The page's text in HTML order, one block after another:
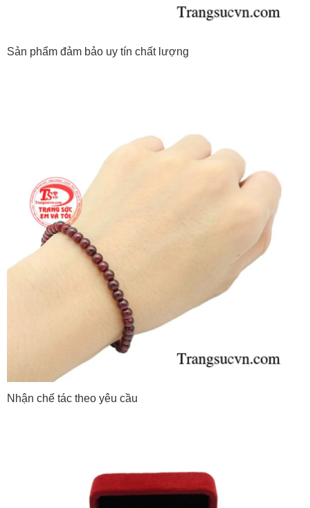
Sản phẩm đảm bảo uy tín chất lượng
Nhận chế tác theo yêu cầu